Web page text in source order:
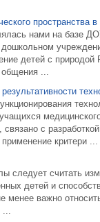
пространства
нами на базе
детей с природой
общения ...
с
критери ...
следует считать
детей и
менее важно
...